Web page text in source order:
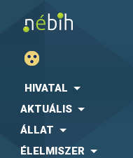
HIVATAL
AKTUÁLIS
ÁLLAT
ÉLELMISZER